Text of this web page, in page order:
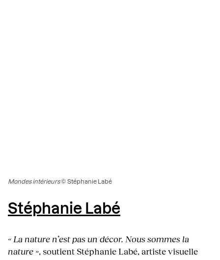
Mondes intérieurs© Stéphanie Labé
Stéphanie Labé
« La nature n’est pas un décor. Nous sommes la
nature », soutient Stéphanie Labé, artiste visuelle